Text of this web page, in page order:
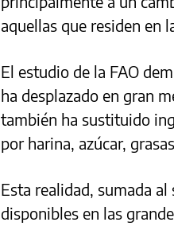
aquellas que residen en
El estudio de la FAO
ha desplazado en gran
también ha sustituido
por harina, azúcar,
Esta realidad, sumada
disponibles en las